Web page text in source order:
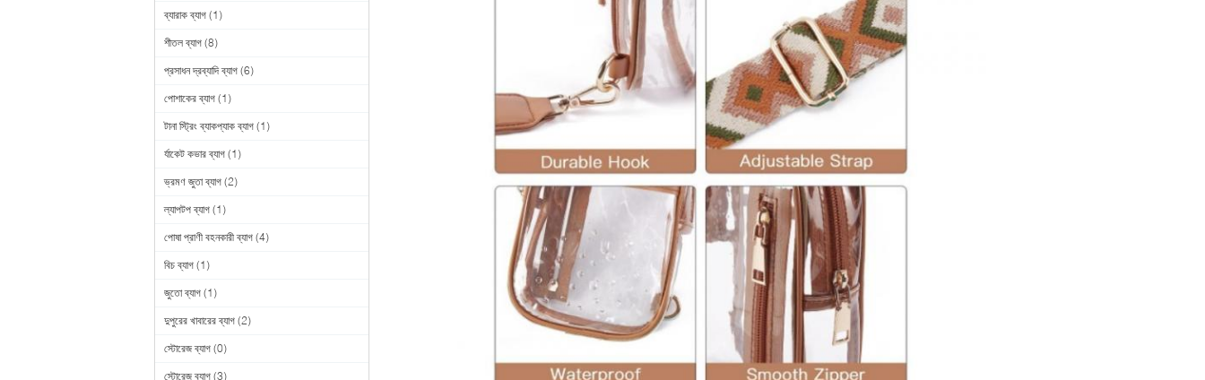
ব্যারাক ব্যাগ (1)
শীতল ব্যাগ (8)
প্রসাধন দ্রব্যাদি ব্যাগ (6)
পোশাকের ব্যাগ (1)
টানা স্ট্রিং ব্যাকপ্যাক ব্যাগ (1)
র্যাকেট কভার ব্যাগ (1)
ভ্রমণ জুতা ব্যাগ (2)
ল্যাপটপ ব্যাগ (1)
পোষা প্রাণী বহনকারী ব্যাগ (4)
বিচ ব্যাগ (1)
জুতো ব্যাগ (1)
দুপুরের খাবারের ব্যাগ (2)
স্টোরেজ ব্যাগ (0)
স্টোরেজ ব্যাগ (3)